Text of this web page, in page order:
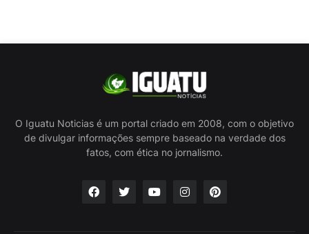
O Iguatu Noticias é um portal criado em 2008, com o objetivo
de divulgar informações sempre baseado na verdade dos
fatos, com ética no jornalismo.